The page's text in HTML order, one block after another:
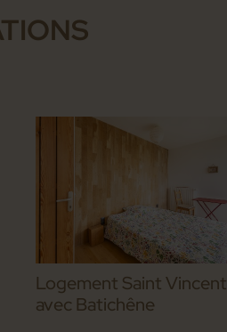
Logement Saint Vincent
avec Batichêne